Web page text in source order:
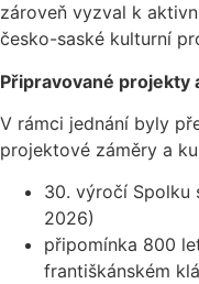
zároveň vyzval k
česko-saské kulturní
Připravované projekty
V rámci jednání byly
projektové záměry a
30. výročí Spolku
2026)
připomínka 800
františkánském